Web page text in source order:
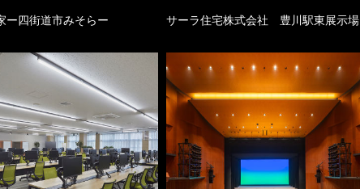
ー四街道市みそらー サーラ住宅株式会社 豊川駅東展示場